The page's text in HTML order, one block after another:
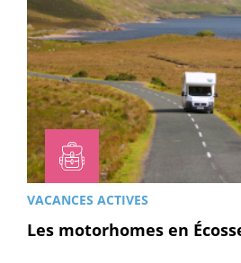
VACANCES ACTIVES
Les motorhomes en